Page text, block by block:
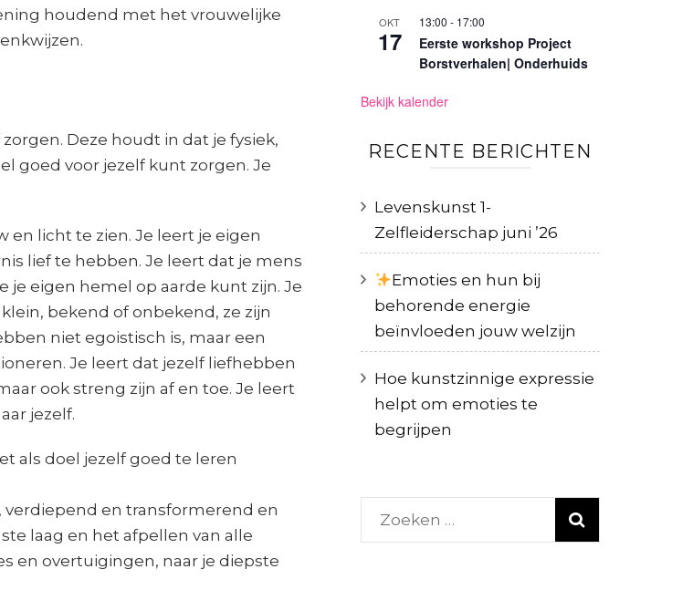
houdend met het vrouwelijke
Deze houdt in dat je fysiek,
goed voor jezelf kunt zorgen. Je
en licht te zien. Je leert je eigen
lief te hebben. Je leert dat je mens
je eigen hemel op aarde kunt zijn. Je
bekend of onbekend, ze zijn
niet egoistisch is, maar een
Je leert dat jezelf liefhebben
ook streng zijn af en toe. Je leert
jezelf.
als doel jezelf goed te leren
verdiepend en transformerend en
laag en het afpellen van alle
en overtuigingen, naar je diepste
OKT
17
13:00 - 17:00
Eerste workshop Project
Borstverhalen| Onderhuids
Bekijk kalender
RECENTE BERICHTEN
Levenskunst 1-
Zelfleiderschap juni ’26
Emoties en hun bij
behorende energie
beïnvloeden jouw welzijn
Hoe kunstzinnige expressie
helpt om emoties te
begrijpen
Zoeken
naar: